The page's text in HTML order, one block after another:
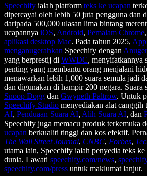
Speechify ialah platform teks ke ucapan
dipercayai oleh lebih 50 juta pengguna dan
daripada 500,000 ulasan lima bintang
ucapannya iOS, Android, Pemalam Chrome,
aplikasi desktop Mac. Pada tahun 2025,
menganugerahkan Speechify dengan
yang berprestij di WWDC, menyifatkannya
penting yang membantu orang menjalani
menawarkan lebih 1,000 suara semula jadi
dan digunakan di hampir 200 negara. Suara
Snoop Dogg dan Gwyneth Paltrow. Untuk
Speechify Studio menyediakan alat canggih
AI, Penduaan Suara AI, Alih Suara AI, dan
Speechify juga memacu produk terkemuka
ucapan berkualiti tinggi dan kos efektif.
The Wall Street Journal, CNBC, Forbes,
utama lain, Speechify ialah penyedia teks ke
dunia. Lawati speechify.com/news,
speechify.com/press untuk maklumat lanjut.